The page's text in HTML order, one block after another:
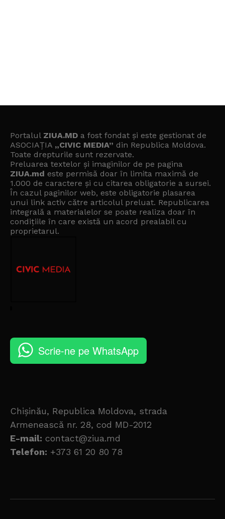
Portalul ZIUA.MD a fost fondat și este gestionat de
ASOCIAȚIA „CIVIC MEDIA” din Republica Moldova.
Toate drepturile sunt rezervate.
Preluarea textelor și imaginilor de pe pagina
ZIUA.md este permisă doar în limita maximă de
1.000 de caractere și cu citarea obligatorie a sursei.
În cazul paginilor web, este obligatorie plasarea
unui link activ către articolul preluat. Republicarea
integrală a materialelor se poate realiza doar în
condițiile în care există un acord prealabil cu
proprietarul.
Scrie-ne pe WhatsApp
Chișinău, Republica Moldova, strada
Armenească nr. 28, cod MD-2012
E-mail: contact@ziua.md
Telefon: +373 61 20 80 78